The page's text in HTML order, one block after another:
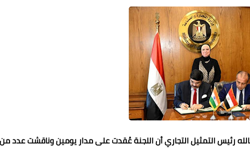
رئيس التمثيل التجاري أن اللجنة عُقدت على مدار يومين وناقشت عدد من